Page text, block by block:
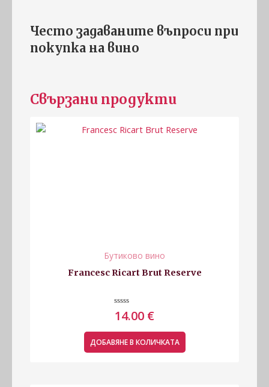
Често задаваните въпроси при
покупка на винo
Свързани продукти
Бутиково вино
Francesc Ricart Brut Reserve
Оценено
с
от
5
14.00 €
ДОБАВЯНЕ В КОЛИЧКАТА